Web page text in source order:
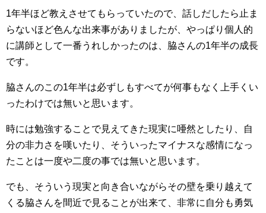
1年半ほど教えさせてもらっていたので、話しだしたら止ま
らないほど色んな出来事がありましたが、やっぱり個人的
に講師として一番うれしかったのは、脇さんの1年半の成長
です。
脇さんのこの1年半は必ずしもすべてが何事もなく上手くい
ったわけでは無いと思います。
時には勉強することで見えてきた現実に唖然としたり、自
分の非力さを嘆いたり、そういったマイナスな感情になっ
たことは一度や二度の事では無いと思います。
でも、そういう現実と向き合いながらその壁を乗り越えて
くる脇さんを間近で見ることが出来て、非常に自分も勇気